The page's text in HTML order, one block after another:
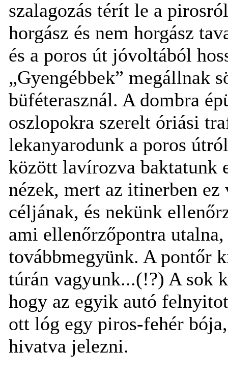
szalagozás térít le a
horgász és nem horgász
és a poros út jóvoltából
„Gyengébbek” megállnak
büféterasznál. A dombra
oszlopokra szerelt óriási
lekanyarodunk a poros
között lavírozva baktatunk
nézek, mert az itinerben
céljának, és nekünk
ami ellenőrzőpontra
továbbmegyünk. A pontőr
túrán vagyunk...(!?) A sok
hogy az egyik autó
ott lóg egy piros-fehér
hivatva jelezni.